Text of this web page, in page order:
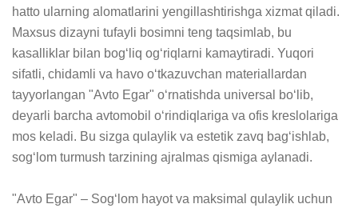
hatto ularning alomatlarini yengillashtirishga xizmat qiladi.
Maxsus dizayni tufayli bosimni teng taqsimlab, bu
kasalliklar bilan bogʻliq ogʻriqlarni kamaytiradi. Yuqori
sifatli, chidamli va havo oʻtkazuvchan materiallardan
tayyorlangan "Avto Egar" oʻrnatishda universal boʻlib,
deyarli barcha avtomobil oʻrindiqlariga va ofis kreslolariga
mos keladi. Bu sizga qulaylik va estetik zavq bagʻishlab,
sogʻlom turmush tarzining ajralmas qismiga aylanadi.
"Avto Egar" – Sogʻlom hayot va maksimal qulaylik uchun